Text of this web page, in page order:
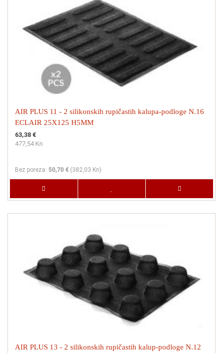
AIR PLUS 11 - 2 silikonskih rupičastih kalupa-podloge N.16
ECLAIR 25X125 H5MM
63,38 €
477,54 Kn
Bez poreza: 50,70 € (382,03 Kn)
AIR PLUS 13 - 2 silikonskih rupičastih kalup-podloge N.12